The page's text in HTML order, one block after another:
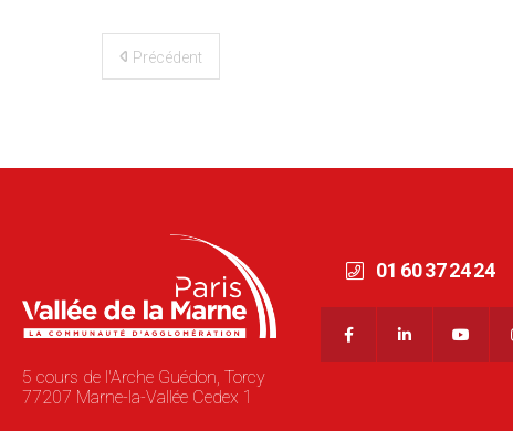
Précédent
5 cours de l'Arche Guédon, Torcy
77207 Marne-la-Vallée Cedex 1
01 60 37 24 24